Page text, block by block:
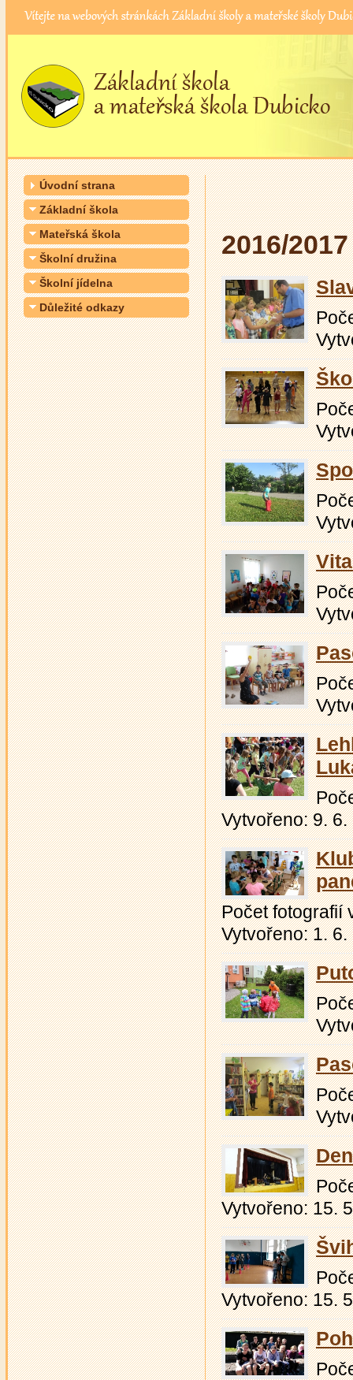
Úvodní strana
Základní škola
Mateřská škola
Školní družina
Školní jídelna
Důležité odkazy
2016/2017
Vytvořeno: 9. 6.
Počet fotografií
Vytvořeno: 1. 6.
Vytvořeno: 15.
Vytvořeno: 15.